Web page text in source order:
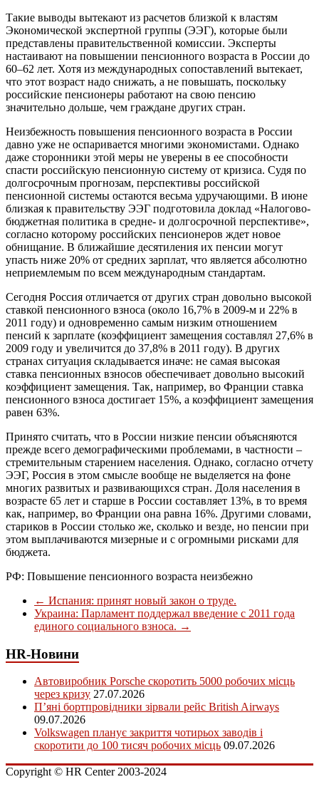
Такие выводы вытекают из расчетов близкой к властям
Экономической экспертной группы (ЭЭГ), которые были
представлены правительственной комиссии. Эксперты
настаивают на повышении пенсионного возраста в России до
60–62 лет. Хотя из международных сопоставлений вытекает,
что этот возраст надо снижать, а не повышать, поскольку
российские пенсионеры работают на свою пенсию
значительно дольше, чем граждане других стран.
Неизбежность повышения пенсионного возраста в России
давно уже не оспаривается многими экономистами. Однако
даже сторонники этой меры не уверены в ее способности
спасти российскую пенсионную систему от кризиса. Судя по
долгосрочным прогнозам, перспективы российской
пенсионной системы остаются весьма удручающими. В июне
близкая к правительству ЭЭГ подготовила доклад «Налогово-
бюджетная политика в средне- и долгосрочной перспективе»,
согласно которому российских пенсионеров ждет новое
обнищание. В ближайшие десятиления их пенсии могут
упасть ниже 20% от средних зарплат, что является абсолютно
неприемлемым по всем международным стандартам.
Сегодня Россия отличается от других стран довольно высокой
ставкой пенсионного взноса (около 16,7% в 2009-м и 22% в
2011 году) и одновременно самым низким отношением
пенсий к зарплате (коэффициент замещения составлял 27,6% в
2009 году и увеличится до 37,8% в 2011 году). В других
странах ситуация складывается иначе: не самая высокая
ставка пенсионных взносов обеспечивает довольно высокий
коэффициент замещения. Так, например, во Франции ставка
пенсионного взноса достигает 15%, а коэффициент замещения
равен 63%.
Принято считать, что в России низкие пенсии объясняются
прежде всего демографическими проблемами, в частности –
стремительным старением населения. Однако, согласно отчету
ЭЭГ, Россия в этом смысле вообще не выделяется на фоне
многих развитых и развивающихся стран. Доля населения в
возрасте 65 лет и старше в России составляет 13%, в то время
как, например, во Франции она равна 16%. Другими словами,
стариков в России столько же, сколько и везде, но пенсии при
этом выплачиваются мизерные и с огромными рисками для
бюджета.
РФ: Повышение пенсионного возраста неизбежно
← Испания: принят новый закон о труде.
Украина: Парламент поддержал введение с 2011 года
единого социального взноса. →
HR-Новини
Автовиробник Porsche скоротить 5000 робочих місць
через кризу 27.07.2026
П’яні бортпровідники зірвали рейс British Airways
09.07.2026
Volkswagen планує закриття чотирьох заводів і
скоротити до 100 тисяч робочих місць 09.07.2026
Copyright © HR Center 2003-2024